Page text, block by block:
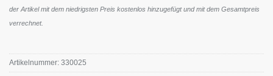
der Artikel mit dem niedrigsten Preis kostenlos hinzugefügt und mit dem Gesamtpreis
verrechnet.
Artikelnummer: 330025